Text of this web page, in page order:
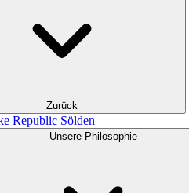
Zurück
Republic Sölden
Unsere Philosophie